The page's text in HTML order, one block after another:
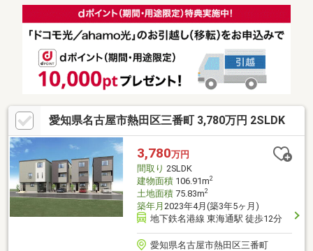
育園が徒歩圏内でお子様も嬉しい♪※写真をクリックすると、詳細
をご覧いただけます。＝＝＝＝＝＝＝＝＝＝＝＝＝＝＝＝＝＝＝
＝＝＝＝＝＝《失敗しない住宅ローン選び！》豊富な銀行金利情
提案できます。＝＝＝＝＝＝＝＝＝＝＝＝＝＝＝＝＝＝＝＝＝＝
＝＝＝
愛知県名古屋市熱田区三番町 3,780万円 2SLDK
3,780万円
間取り 2SLDK
建物面積106.91m2
土地面積75.83m2
築年月 2023年4月(築3年5ヶ月)
地下鉄名港線 東海通駅 徒歩12分
愛知県名古屋市熱田区三番町